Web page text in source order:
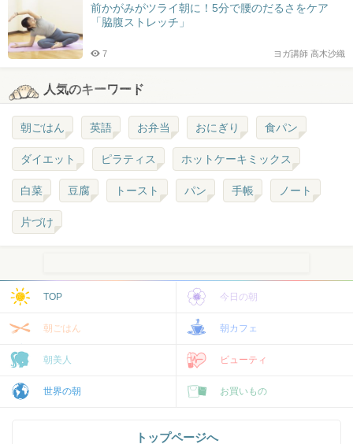
前かがみがツライ朝に！5分で腰のだるさをケア
「脇腹ストレッチ」
ヨガ講師 高木沙織
7
人気のキーワード
朝ごはん 英語 お弁当 おにぎり 食パン
ダイエット ピラティス ホットケーキミックス
白菜 豆腐 トースト パン 手帳 ノート
片づけ
TOP 今日の朝
朝ごはん 朝カフェ
朝美人 ビューティ
世界の朝 お買いもの
トップページへ